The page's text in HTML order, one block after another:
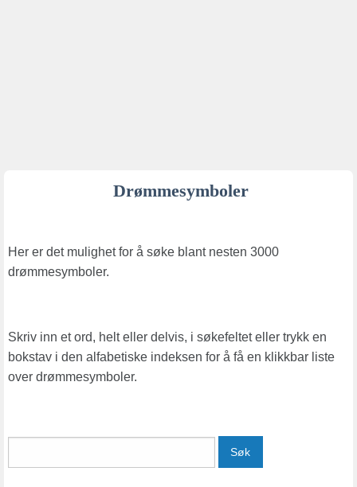
Drømmesymboler
Her er det mulighet for å søke blant nesten 3000
drømmesymboler.
Skriv inn et ord, helt eller delvis, i søkefeltet eller trykk en
bokstav i den alfabetiske indeksen for å få en klikkbar liste
over drømmesymboler.
Søk